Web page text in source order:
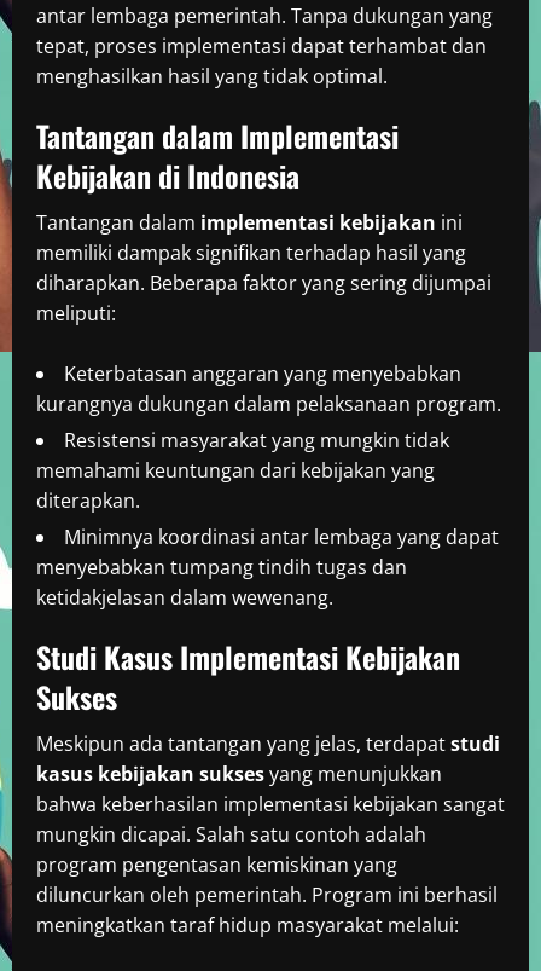
antar lembaga pemerintah. Tanpa dukungan yang
tepat, proses implementasi dapat terhambat dan
menghasilkan hasil yang tidak optimal.
Tantangan dalam Implementasi
Kebijakan di Indonesia
Tantangan dalam implementasi kebijakan ini
memiliki dampak signifikan terhadap hasil yang
diharapkan. Beberapa faktor yang sering dijumpai
meliputi:
Keterbatasan anggaran yang menyebabkan
kurangnya dukungan dalam pelaksanaan program.
Resistensi masyarakat yang mungkin tidak
memahami keuntungan dari kebijakan yang
diterapkan.
Minimnya koordinasi antar lembaga yang dapat
menyebabkan tumpang tindih tugas dan
ketidakjelasan dalam wewenang.
Studi Kasus Implementasi Kebijakan
Sukses
Meskipun ada tantangan yang jelas, terdapatstudi
kasus kebijakan suksesyang menunjukkan
bahwa keberhasilan implementasi kebijakan sangat
mungkin dicapai. Salah satu contoh adalah
program pengentasan kemiskinan yang
diluncurkan oleh pemerintah. Program ini berhasil
meningkatkan taraf hidup masyarakat melalui: